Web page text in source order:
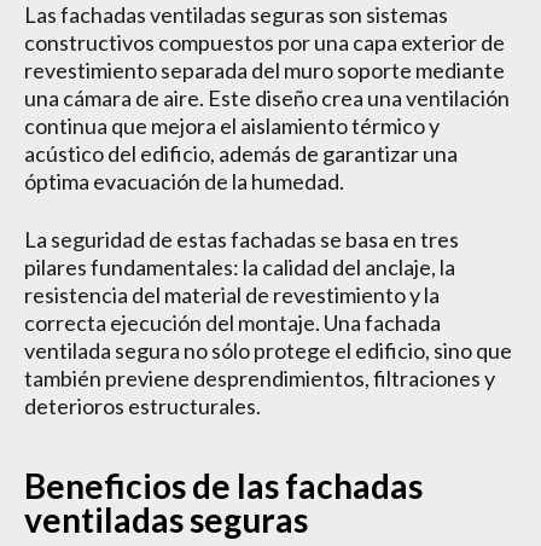
Las fachadas ventiladas seguras son sistemas
constructivos compuestos por una capa exterior de
revestimiento separada del muro soporte mediante
una cámara de aire. Este diseño crea una ventilación
continua que mejora el aislamiento térmico y
acústico del edificio, además de garantizar una
óptima evacuación de la humedad.
La seguridad de estas fachadas se basa en tres
pilares fundamentales: la calidad del anclaje, la
resistencia del material de revestimiento y la
correcta ejecución del montaje. Una fachada
ventilada segura no sólo protege el edificio, sino que
también previene desprendimientos, filtraciones y
deterioros estructurales.
Beneficios de las fachadas
ventiladas seguras